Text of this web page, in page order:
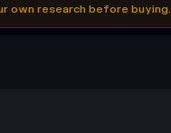
own research before buying.